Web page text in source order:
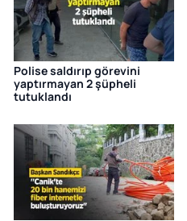
Polise saldırıp görevini
yaptırmayan 2 şüpheli
tutuklandı